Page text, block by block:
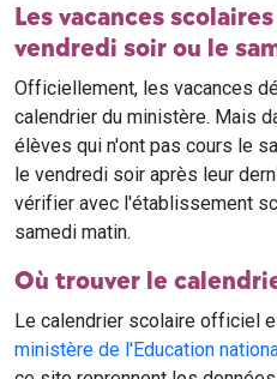
Les vacances
vendredi soir ou le
Officiellement, les vacances
calendrier du ministère. Mais
élèves qui n'ont pas cours le
le vendredi soir après leur
vérifier avec l'établissement
samedi matin.
Où trouver le
Le calendrier scolaire officiel
ministère de l'Education